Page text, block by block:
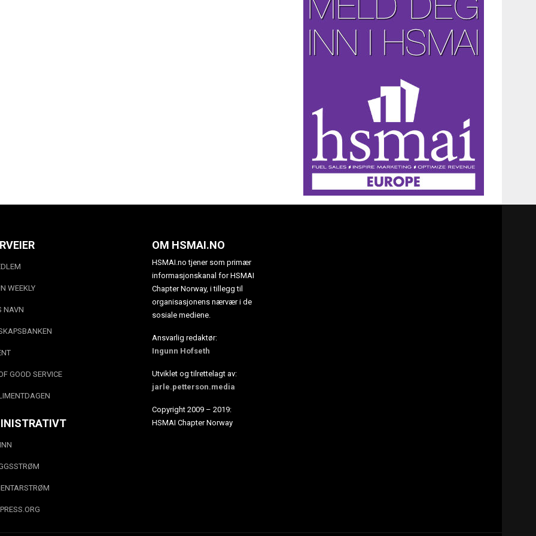
WEEKLY
NAVN
GOOD SERVICE
OM HSMAI.NO
HSMAI.no tjener som primær
informasjonskanal for HSMAI
Chapter Norway, i tillegg til
organisasjonens nærvær i de
sosiale mediene.
Ansvarlig redaktør:
Ingunn Hofseth
Utviklet og tilrettelagt av:
jarle.petterson.media
Copyright 2009 – 2019:
HSMAI Chapter Norway